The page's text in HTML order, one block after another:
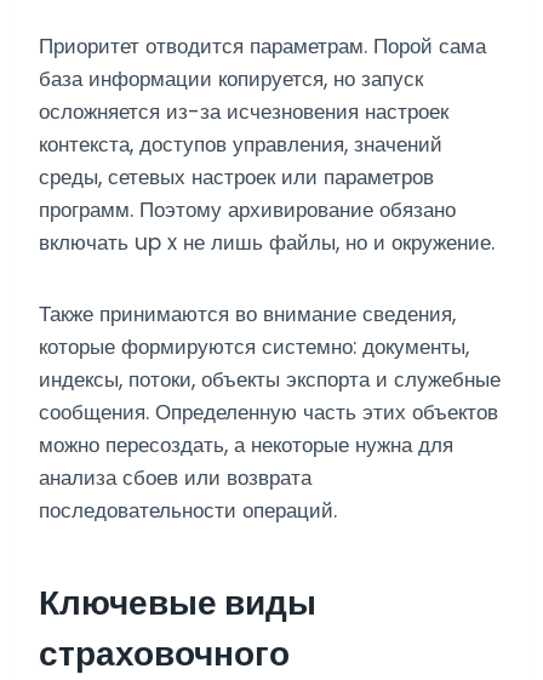
Приоритет отводится параметрам. Порой сама
база информации копируется, но запуск
осложняется из-за исчезновения настроек
контекста, доступов управления, значений
среды, сетевых настроек или параметров
программ. Поэтому архивирование обязано
включать up x не лишь файлы, но и окружение.
Также принимаются во внимание сведения,
которые формируются системно: документы,
индексы, потоки, объекты экспорта и служебные
сообщения. Определенную часть этих объектов
можно пересоздать, а некоторые нужна для
анализа сбоев или возврата
последовательности операций.
Ключевые виды
страховочного